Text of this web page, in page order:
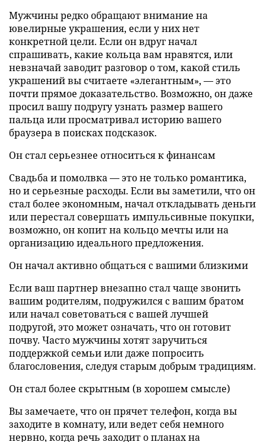
Мужчины редко обращают внимание на
ювелирные украшения, если у них нет
конкретной цели. Если он вдруг начал
спрашивать, какие кольца вам нравятся, или
невзначай заводит разговор о том, какой стиль
украшений вы считаете «элегантным», — это
почти прямое доказательство. Возможно, он даже
просил вашу подругу узнать размер вашего
пальца или просматривал историю вашего
браузера в поисках подсказок.
Он стал серьезнее относиться к финансам
Свадьба и помолвка — это не только романтика,
но и серьезные расходы. Если вы заметили, что он
стал более экономным, начал откладывать деньги
или перестал совершать импульсивные покупки,
возможно, он копит на кольцо мечты или на
организацию идеального предложения.
Он начал активно общаться с вашими близкими
Если ваш партнер внезапно стал чаще звонить
вашим родителям, подружился с вашим братом
или начал советоваться с вашей лучшей
подругой, это может означать, что он готовит
почву. Часто мужчины хотят заручиться
поддержкой семьи или даже попросить
благословения, следуя старым добрым традициям.
Он стал более скрытным (в хорошем смысле)
Вы замечаете, что он прячет телефон, когда вы
заходите в комнату, или ведет себя немного
нервно, когда речь заходит о планах на